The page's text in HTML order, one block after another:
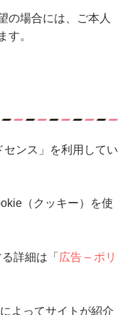
の場合には、ご本人
す。
ンス」を利用してい
（クッキー）を使
詳細は「 広告 – ポリ
よってサイトが紹介